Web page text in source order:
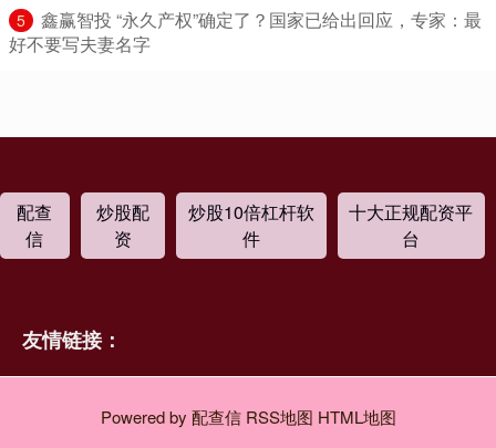
5
​鑫赢智投 “永久产权”确定了？国家已给出回应，专家：最
好不要写夫妻名字
配查
信
炒股配
资
炒股10倍杠杆软
件
十大正规配资平
台
友情链接：
Powered by 配查信 RSS地图 HTML地图